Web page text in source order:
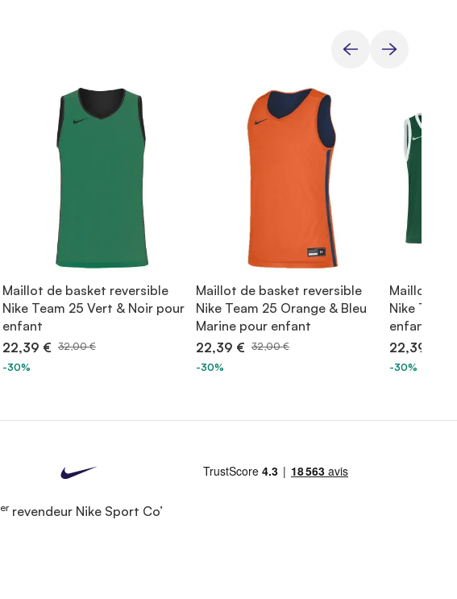
Maillot de basket reversible
Nike Team 25 Vert & Noir pour
enfant
22,39 € 32,00 €
-30%
Maillot de basket reversible
Nike Team 25 Orange & Bleu
Marine pour enfant
22,39 € 32,00 €
-30%
Maillot de
Nike
enfant
22,39 €
-30%
errevendeur Nike Sport Co’